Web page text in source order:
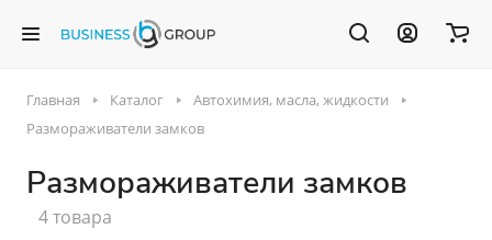
Главная Каталог
Автохимия, масла, жидкости
Размораживатели замков
Размораживатели замков
4 товара